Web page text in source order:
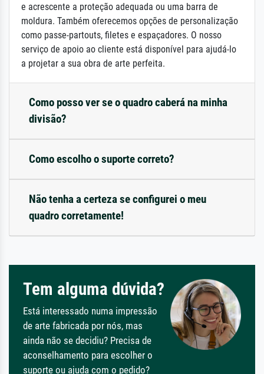
e acrescente a proteção adequada ou uma barra de
moldura. Também oferecemos opções de personalização
como passe-partouts, filetes e espaçadores. O nosso
serviço de apoio ao cliente está disponível para ajudá-lo
a projetar a sua obra de arte perfeita.
Como posso ver se o quadro caberá na minha
divisão?
Como escolho o suporte correto?
Não tenha a certeza se configurei o meu
quadro corretamente!
Tem alguma dúvida?
Está interessado numa impressão
de arte fabricada por nós, mas
ainda não se decidiu? Precisa de
aconselhamento para escolher o
suporte ou ajuda com o pedido?